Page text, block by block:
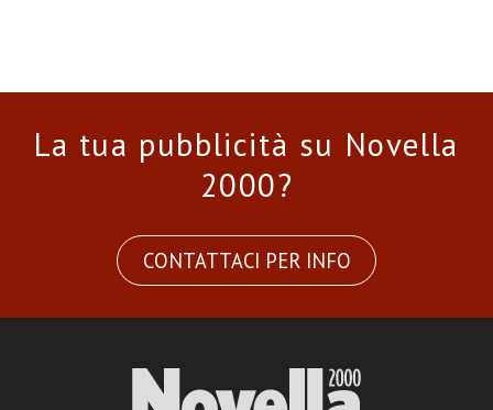
La tua pubblicità su Novella
2000?
CONTATTACI PER INFO